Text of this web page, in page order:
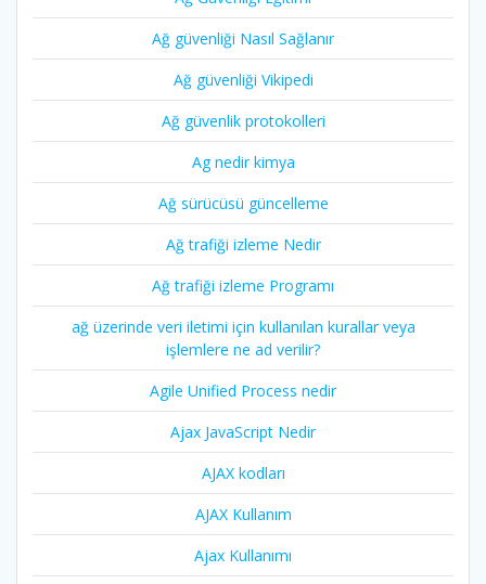
Ağ güvenliği Nasıl Sağlanır
Ağ güvenliği Vikipedi
Ağ güvenlik protokolleri
Ag nedir kimya
Ağ sürücüsü güncelleme
Ağ trafiği izleme Nedir
Ağ trafiği izleme Programı
ağ üzerinde veri iletimi için kullanılan kurallar veya
işlemlere ne ad verilir?
Agile Unified Process nedir
Ajax JavaScript Nedir
AJAX kodları
AJAX Kullanım
Ajax Kullanımı